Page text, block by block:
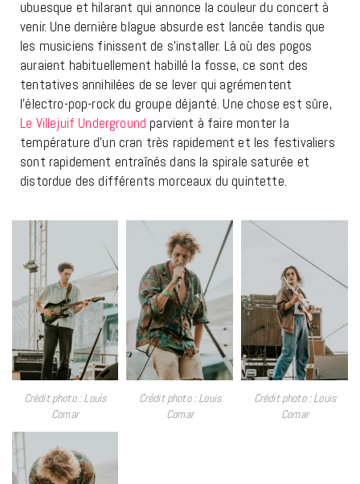
ubuesque et hilarant qui annonce la couleur du concert à
venir. Une dernière blague absurde est lancée tandis que
les musiciens finissent de s’installer. Là où des pogos
auraient habituellement habillé la fosse, ce sont des
tentatives annihilées de se lever qui agrémentent
l’électro-pop-rock du groupe déjanté. Une chose est sûre,
Le Villejuif Underground parvient à faire monter la
température d’un cran très rapidement et les festivaliers
sont rapidement entraînés dans la spirale saturée et
distordue des différents morceaux du quintette.
Crédit photo : Louis
Comar
Crédit photo : Louis
Comar
Crédit photo : Louis
Comar